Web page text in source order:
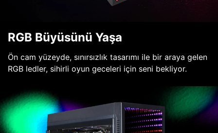
RGB Büyüsünü Yaşa
Ön cam yüzeyde, sınırsızlık tasarımı ile bir araya gelen
RGB ledler, sihirli oyun geceleri için seni bekliyor.